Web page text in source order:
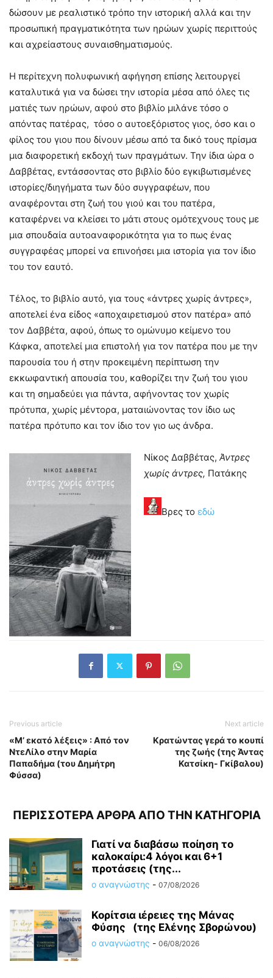
δώσουν με ρεαλιστικό τρόπο την ιστορική αλλά και την
προσωπική πραγματικότητα των ηρώων χωρίς περιττούς
και αχρείαστους συναισθηματισμούς.
Η περίτεχνη πολυφωνική αφήγηση επίσης λειτουργεί
καταλυτικά για να δώσει την ιστορία μέσα από όλες τις
ματιές των ηρώων, αφού στο βιβλίο μιλάνε τόσο ο
απόντας πατέρας, τόσο ο αυτοεξόριστος γιος, όσο και ο
φίλος του γιου που δίνουν μέσω από τα δικό τους πρίσμα
μια διαφορετική εκδοχή των πραγμάτων. Την ίδια ώρα ο
Δαββέτας, εντάσσοντας στο βιβλίο δύο εγκιβωτισμένες
ιστορίες/διηγήματα των δύο συγγραφέων, που
αναφέρονται στη ζωή του γιού και του πατέρα,
καταφέρνει να κλείσει το μάτι στους ομότεχνους τους με
μια σπουδαία αυτοαναφορικότητα για το πως ένας
συγγραφέας μπορεί να επινοήσει μια ιστορία για τον ίδιο
του τον εαυτό.
Τέλος, το βιβλίο αυτό, για τους «άντρες χωρίς άντρες»,
αποτελεί ένα είδος «αποχαιρετισμού στον πατέρα» από
τον Δαββέτα, αφού, όπως το ομώνυμο κείμενο του
Κάφκα, αποτελεί μια επιστολή για τον πατέρα που με την
παρουσία του ή στην προκειμένη περίπτωση την
εκκωφαντική απουσία του, καθορίζει την ζωή του γιου
και τη σημαδεύει για πάντα, αφήνοντας τον χωρίς
πρότυπα, χωρίς μέντορα, ματαιώνοντας τον ίδιο ως
πατέρα πρότυπο και τον ίδιο τον γιο ως άνδρα.
Νίκος Δαββέτας, Άντρες
χωρίς άντρες, Πατάκης
Βρες το εδώ
Previous article
«Μ’ εκατό λέξεις» : Από τον
ΝτεΛίλο στην Μαρία
Παπαδήμα (του Δημήτρη
Φύσσα)
Next article
Κρατώντας γερά το κουπί
της ζωής (της Άντας
Κατσίκη- Γκίβαλου)
ΠΕΡΙΣΣΟΤΕΡΑ ΑΡΘΡΑ ΑΠΟ ΤΗΝ ΚΑΤΗΓΟΡΙΑ
Γιατί να διαβάσω ποίηση το
καλοκαίρι:4 λόγοι και 6+1
προτάσεις (της...
ο αναγνώστης - 07/08/2026
Κορίτσια ιέρειες της Μάνας
Φύσης (της Ελένης Σβορώνου)
ο αναγνώστης - 06/08/2026